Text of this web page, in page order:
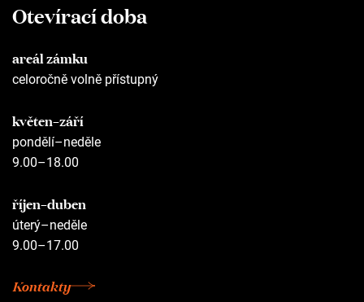
Otevírací doba
areál zámku
celoročně volně přístupný
květen–září
pondělí–neděle
9.00–18.00
říjen–duben
úterý–neděle
9.00–17.00
Kontakty